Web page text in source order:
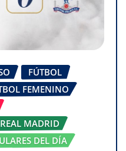
FÚTBOL
FEMENINO
REAL MADRID
DEL DÍA